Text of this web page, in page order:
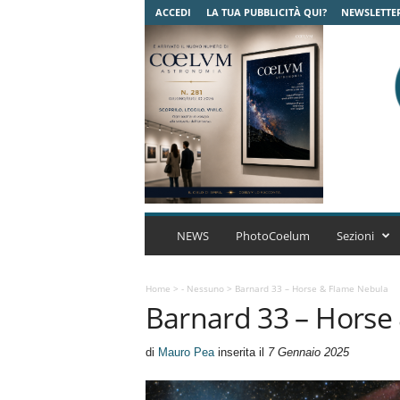
ACCEDI LA TUA PUBBLICITÀ QUI?
C
u
m
r
NEWS PhotoCoelum Sezioni
Home > - Nessuno> Barnard 33 – Horse & Flame Nebula
Barnard 33 –
di Mauro Peainserita il 7 Gennaio 2025